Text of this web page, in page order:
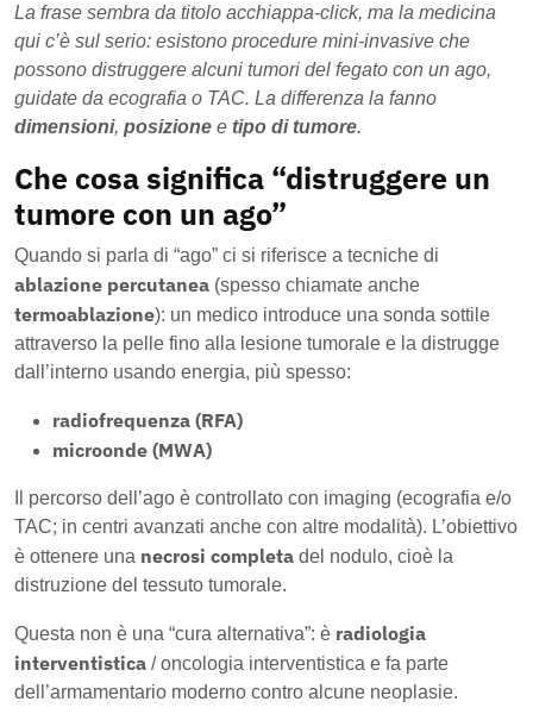
La frase sembra da titolo acchiappa-click, ma la medicina
qui c’è sul serio: esistono procedure mini-invasive che
possono distruggere alcuni tumori del fegato con un ago,
guidate da ecografia o TAC. La differenza la fanno
dimensioni, posizione e tipo di tumore.
Che cosa significa “distruggere un
tumore con un ago”
Quando si parla di “ago” ci si riferisce a tecniche di
ablazione percutanea (spesso chiamate anche
termoablazione): un medico introduce una sonda sottile
attraverso la pelle fino alla lesione tumorale e la distrugge
dall’interno usando energia, più spesso:
radiofrequenza (RFA)
microonde (MWA)
Il percorso dell’ago è controllato con imaging (ecografia e/o
TAC; in centri avanzati anche con altre modalità). L’obiettivo
è ottenere una necrosi completa del nodulo, cioè la
distruzione del tessuto tumorale.
Questa non è una “cura alternativa”: è radiologia
interventistica / oncologia interventistica e fa parte
dell’armamentario moderno contro alcune neoplasie.